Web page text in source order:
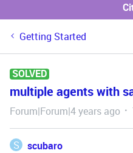
Getting Started
SOLVED
multiple agents with
Forum|Forum|4 years ago
S scubaro